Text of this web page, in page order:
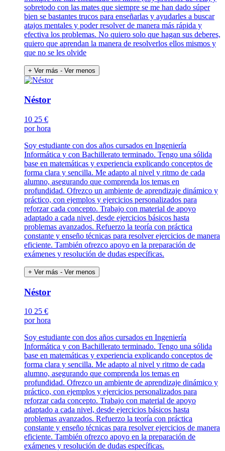
sobretodo con las mates que siempre se me han dado súper
bien se bastantes trucos para enseñarlas y ayudarles a buscar
atajos mentales y poder resolver de manera más rápida y
efectiva los problemas. No quiero solo que hagan sus deberes,
quiero que aprendan la manera de resolverlos ellos mismos y
que no se les olvide
+ Ver más - Ver menos
Néstor
10 25 €
por hora
Soy estudiante con dos años cursados en Ingeniería
Informática y con Bachillerato terminado. Tengo una sólida
base en matemáticas y experiencia explicando conceptos de
forma clara y sencilla. Me adapto al nivel y ritmo de cada
alumno, asegurando que comprenda los temas en
profundidad. Ofrezco un ambiente de aprendizaje dinámico y
práctico, con ejemplos y ejercicios personalizados para
reforzar cada concepto. Trabajo con material de apoyo
adaptado a cada nivel, desde ejercicios básicos hasta
problemas avanzados. Refuerzo la teoría con práctica
constante y enseño técnicas para resolver ejercicios de manera
eficiente. También ofrezco apoyo en la preparación de
exámenes y resolución de dudas específicas.
+ Ver más - Ver menos
Néstor
10 25 €
por hora
Soy estudiante con dos años cursados en Ingeniería
Informática y con Bachillerato terminado. Tengo una sólida
base en matemáticas y experiencia explicando conceptos de
forma clara y sencilla. Me adapto al nivel y ritmo de cada
alumno, asegurando que comprenda los temas en
profundidad. Ofrezco un ambiente de aprendizaje dinámico y
práctico, con ejemplos y ejercicios personalizados para
reforzar cada concepto. Trabajo con material de apoyo
adaptado a cada nivel, desde ejercicios básicos hasta
problemas avanzados. Refuerzo la teoría con práctica
constante y enseño técnicas para resolver ejercicios de manera
eficiente. También ofrezco apoyo en la preparación de
exámenes y resolución de dudas específicas.